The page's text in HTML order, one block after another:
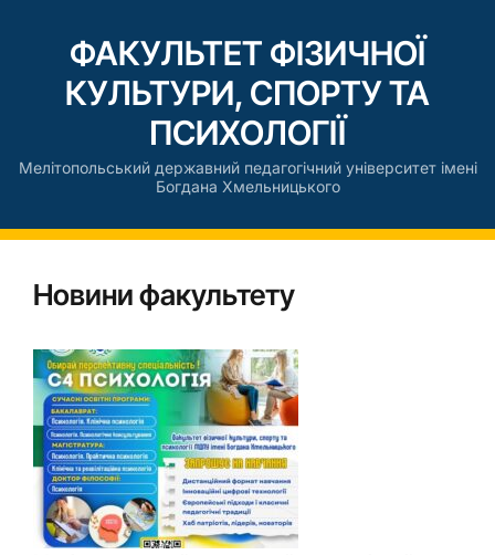
ФАКУЛЬТЕТ ФІЗИЧНОЇ
КУЛЬТУРИ, СПОРТУ ТА
ПСИХОЛОГІЇ
Мелітопольський державний педагогічний університет імені
Богдана Хмельницького
Новини факультету